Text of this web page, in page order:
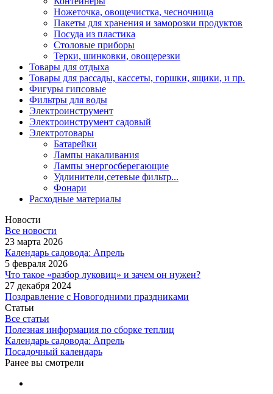
Ножеточка, овощечистка, чесночница
Пакеты для хранения и заморозки продуктов
Посуда из пластика
Столовые приборы
Терки, шинковки, овощерезки
Товары для отдыха
Товары для рассады, кассеты, горшки, ящики, и пр.
Фигуры гипсовые
Фильтры для воды
Электроинструмент
Электроинструмент садовый
Электротовары
Батарейки
Лампы накаливания
Лампы энергосберегающие
Удлинители,сетевые фильтр...
Фонари
Расходные материалы
Новости
Все новости
23 марта 2026
Календарь садовода: Апрель
5 февраля 2026
Что такое «разбор луковиц» и зачем он нужен?
27 декабря 2024
Поздравление с Новогодними праздниками
Статьи
Все статьи
Полезная информация по сборке теплиц
Календарь садовода: Апрель
Посадочный календарь
Ранее вы смотрели